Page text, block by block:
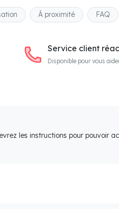
À proximité FAQ
Service client
Disponible pour vous
les instructions pour pouvoir